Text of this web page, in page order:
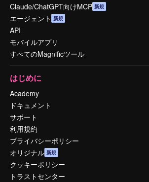
Claude/ChatGPT向けMCP 新規
エージェント 新規
API
モバイルアプリ
すべてのMagnificツール
はじめに
Academy
ドキュメント
サポート
利用規約
プライバシーポリシー
オリジナル 新規
クッキーポリシー
トラストセンター